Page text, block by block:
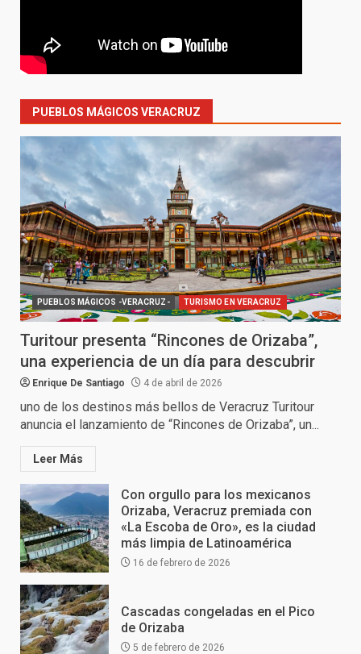
PUEBLOS MÁGICOS VERACRUZ
PUEBLOS MÁGICOS -VERACRUZ- TURISMO EN VERACRUZ
Turitour presenta “Rincones de Orizaba”,
una experiencia de un día para descubrir
Enrique De Santiago 4 de abril de 2026
uno de los destinos más bellos de Veracruz Turitour
anuncia el lanzamiento de “Rincones de Orizaba”, un...
Leer Más
Con orgullo para los mexicanos
Orizaba, Veracruz premiada con
«La Escoba de Oro», es la ciudad
más limpia de Latinoamérica
16 de febrero de 2026
Cascadas congeladas en el Pico
de Orizaba
5 de febrero de 2026